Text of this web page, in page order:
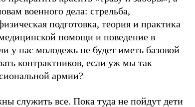
военного дела: стрельба,
подготовка, теория и практика
помощи и поведение в
у нас молодежь не будет иметь базовой
контрактников, если уж мы так
армии?
служить все. Пока туда не пойдут дети